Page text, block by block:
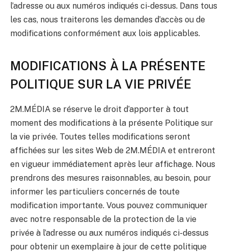
l’adresse ou aux numéros indiqués ci-dessus. Dans tous
les cas, nous traiterons les demandes d’accès ou de
modifications conformément aux lois applicables.
MODIFICATIONS À LA PRÉSENTE
POLITIQUE SUR LA VIE PRIVÉE
2M.MÉDIA se réserve le droit d’apporter à tout
moment des modifications à la présente Politique sur
la vie privée. Toutes telles modifications seront
affichées sur les sites Web de 2M.MÉDIA et entreront
en vigueur immédiatement après leur affichage. Nous
prendrons des mesures raisonnables, au besoin, pour
informer les particuliers concernés de toute
modification importante. Vous pouvez communiquer
avec notre responsable de la protection de la vie
privée à l’adresse ou aux numéros indiqués ci-dessus
pour obtenir un exemplaire à jour de cette politique